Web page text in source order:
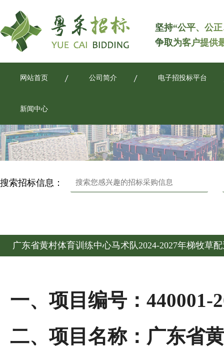
坚持“公平、公
争取为客户提供
网站首页 公司简介 电子招投标平台
新闻中心
搜索招标信息：
广东省黄村体育训练中心马术队2024-2027年梯牧草
一、项目编号： 440001-
二、项目名称：广东省